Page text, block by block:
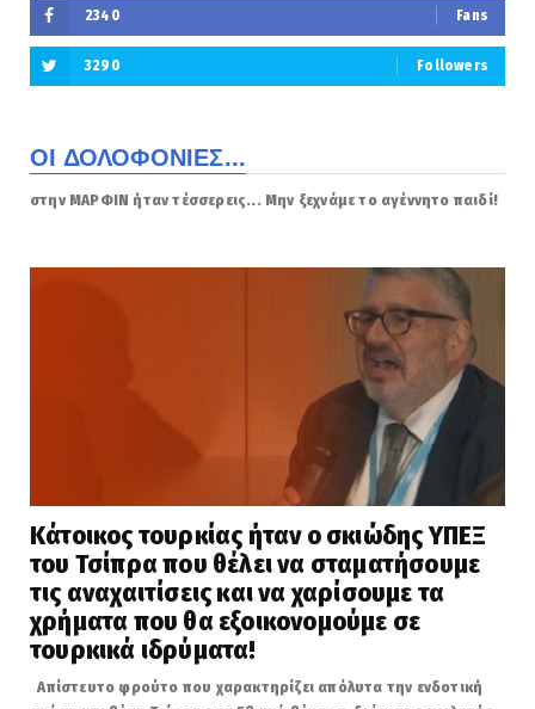
2340 Fans
3290 Followers
ΟΙ ΔΟΛΟΦΟΝΙΕΣ...
στην ΜΑΡΦΙΝ ήταν τέσσερεις... Μην ξεχνάμε το αγέννητο παιδί!
Κάτοικος τουρκίας ήταν ο σκιώδης ΥΠΕΞ
του Τσίπρα που θέλει να σταματήσουμε
τις αναχαιτίσεις και να χαρίσουμε τα
χρήματα που θα εξοικονομούμε σε
τουρκικά ιδρύματα!
Απίστευτο φρούτο που χαρακτηρίζει απόλυτα την ενδοτική